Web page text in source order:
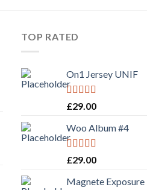
TOP RATED
On1 Jersey UNIF
Rated5.00
£29.00
Woo Album #4
Rated5.00
£29.00
Magnete Exposure